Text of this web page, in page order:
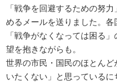
「戦争を回避するための努
めるメールを送りました。
「戦争がなくなっては困る
望を抱きながらも。
世界の市民・国民のほとん
いたくない」と思っている